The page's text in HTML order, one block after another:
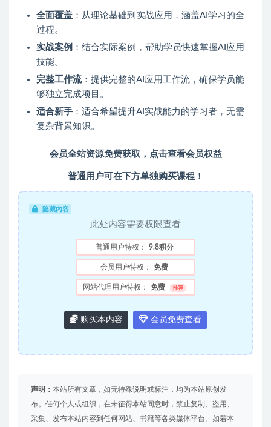
全面覆盖 ：从理论基础到实战应用，涵盖AI学习的全
过程。
实战案例 ：结合实际案例，帮助学员快速掌握AI应用
技能。
完整工作流：提供完整的AI应用工作流，确保学员能
够独立完成项目。
适合新手 ：适合希望提升AI实战能力的学习者，无需
复杂背景知识。
会员全站资源免费获取，点击查看会员权益
普通用户可在下方单独购买课程！
隐藏内容
此处内容需要权限查看
普通用户特权： 9.8积分
会员用户特权： 免费
网站代理用户特权： 免费 推荐
购买本内容 会员免费查看
声明： 本站所有文章，如无特殊说明或标注，均为本站原创发
布。任何个人或组织，在未征得本站同意时，禁止复制、盗用、
采集、发布本站内容到任何网站、书籍等各类媒体平台。如若本